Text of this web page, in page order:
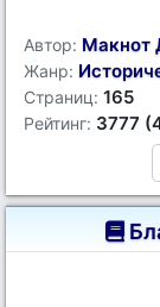
Автор: Макнот
Жанр:
Страниц: 165
Рейтинг: 3777